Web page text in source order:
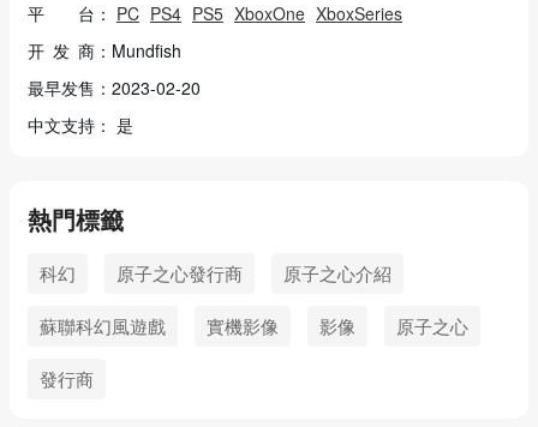
平 台： PC PS4 PS5 XboxOne XboxSeries
开 发 商：Mundfish
最早发售：2023-02-20
中文支持： 是
熱門標籤
科幻 原子之心發行商 原子之心介紹
蘇聯科幻風遊戲 實機影像 影像 原子之心
發行商